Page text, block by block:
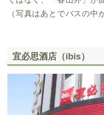
（写真はあとでバスの中
宜必思酒店（ibis）